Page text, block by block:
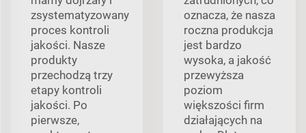
zsystematyzowany
proces kontroli
jakości. Nasze
produkty
przechodzą trzy
etapy kontroli
jakości. Po
pierwsze,
oznacza, że nasza
roczna produkcja
jest bardzo
wysoka, a jakość
przewyższa
poziom
większości firm
działających na